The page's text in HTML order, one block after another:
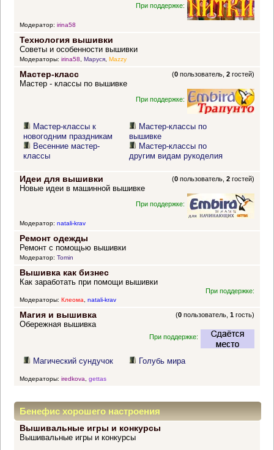
При поддержке:
Модератор: irina58
Технология вышивки
Советы и особенности вышивки
Модераторы: irina58, Маруся, Mazzy
Мастер-класс (0 пользователь,2 гостей)
Мастер - классы по вышивке
При поддержке:
Мастер-классы к
новогодним праздникам
Весенние мастер-
классы
Мастер-классы по
вышивке
Мастер-классы по
другим видам рукоделия
Идеи для вышивки (0 пользователь,2 гостей)
Новые идеи в машинной вышивке
При поддержке:
Модератор: natali-krav
Ремонт одежды
Ремонт с помощью вышивки
Модератор: Tomin
Вышивка как бизнес
Как заработать при помощи вышивки
При поддержке:
Модераторы: Клеома, natali-krav
Магия и вышивка (0 пользователь,1 гость)
Обережная вышивка
При поддержке:
Магический сундучок Голубь мира
Модераторы: iredkova gettas
Бенефис хорошего настроения
Вышивальные игры и конкурсы
Вышивальные игры и конкурсы